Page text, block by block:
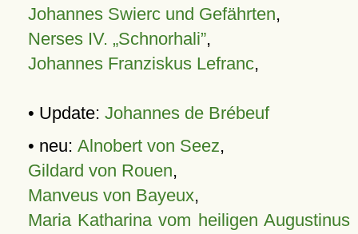
Johannes Swierc und Gefährten,
Nerses IV. „Schnorhali”,
Johannes Franziskus Lefranc,
• Update: Johannes de Brébeuf
• neu: Alnobert von Seez,
Gildard von Rouen,
Manveus von Bayeux,
Maria Katharina vom heiligen Augustinus